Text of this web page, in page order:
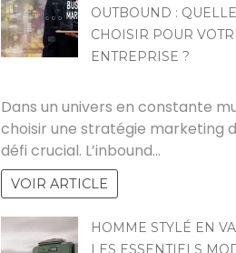
OUTBOUND :
CHOISIR POUR
ENTREPRISE ?
Dans un univers en constante
choisir une stratégie marketing
défi crucial. L’inbound…
VOIR ARTICLE
HOMME STYLÉ EN
LES ESSENTIELS